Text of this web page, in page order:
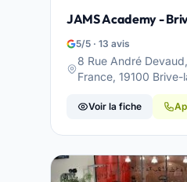
JAMS Academy -
5/5 · 13 avis
8 Rue André
France, 19100 Brive-
Voir la fiche